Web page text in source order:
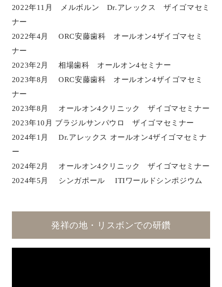
2022年11月 メルボルン Dr.アレックス ザイゴマセミ
ナー
2022年4月 ORC安藤歯科 オールオン4ザイゴマセミ
ナー
2023年2月 相場歯科 オールオン4セミナー
2023年8月 ORC安藤歯科 オールオン4ザイゴマセミ
ナー
2023年8月 オールオン4クリニック ザイゴマセミナー
2023年10月 ブラジルサンパウロ ザイゴマセミナー
2024年1月 Dr.アレックス オールオン4ザイゴマセミナ
ー
2024年2月 オールオン4クリニック ザイゴマセミナー
2024年5月 シンガポール ITIワールドシンポジウム
発祥の地・リスボンでの研鑽